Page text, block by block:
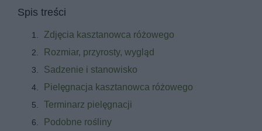
Spis treści
Zdjęcia kasztanowca różowego
Rozmiar, przyrosty, wygląd
Sadzenie i stanowisko
Pielęgnacja kasztanowca różowego
Terminarz pielęgnacji
Podobne rośliny